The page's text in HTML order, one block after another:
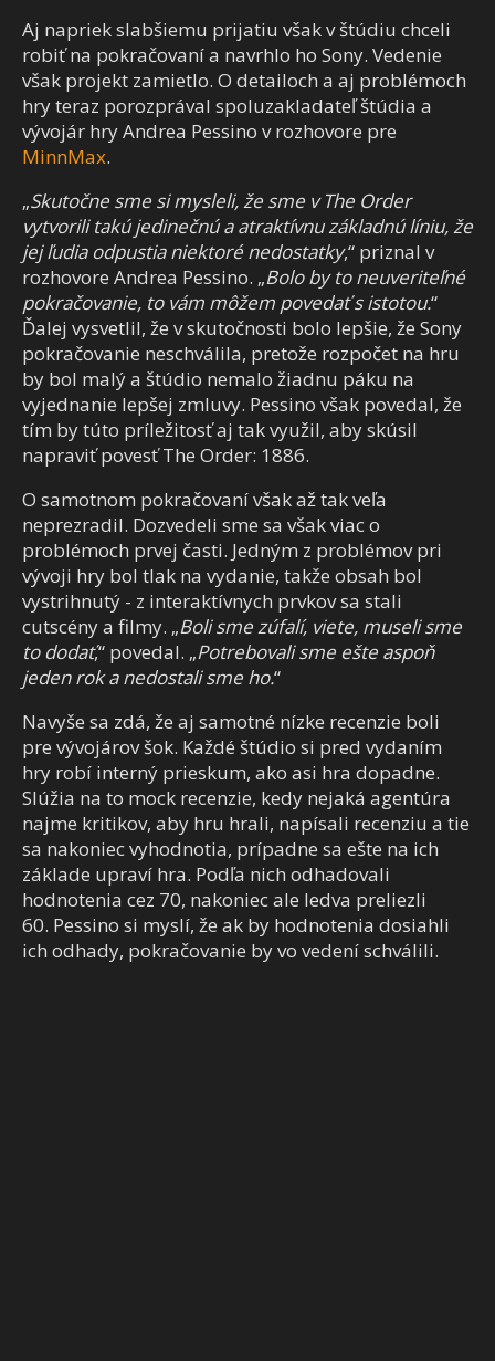
Aj napriek slabšiemu prijatiu však v štúdiu chceli
robiť na pokračovaní a navrhlo ho Sony. Vedenie
však projekt zamietlo. O detailoch a aj problémoch
hry teraz porozprával spoluzakladateľ štúdia a
vývojár hry Andrea Pessino v rozhovore pre
MinnMax.
„Skutočne sme si mysleli, že sme v The Order
vytvorili takú jedinečnú a atraktívnu základnú líniu, že
jej ľudia odpustia niektoré nedostatky,“ priznal v
rozhovore Andrea Pessino. „Bolo by to neuveriteľné
pokračovanie, to vám môžem povedať s istotou.“
Ďalej vysvetlil, že v skutočnosti bolo lepšie, že Sony
pokračovanie neschválila, pretože rozpočet na hru
by bol malý a štúdio nemalo žiadnu páku na
vyjednanie lepšej zmluvy. Pessino však povedal, že
tím by túto príležitosť aj tak využil, aby skúsil
napraviť povesť The Order: 1886.
O samotnom pokračovaní však až tak veľa
neprezradil. Dozvedeli sme sa však viac o
problémoch prvej časti. Jedným z problémov pri
vývoji hry bol tlak na vydanie, takže obsah bol
vystrihnutý - z interaktívnych prvkov sa stali
cutscény a filmy. „Boli sme zúfalí, viete, museli sme
to dodať,“ povedal. „Potrebovali sme ešte aspoň
jeden rok a nedostali sme ho.“
Navyše sa zdá, že aj samotné nízke recenzie boli
pre vývojárov šok. Každé štúdio si pred vydaním
hry robí interný prieskum, ako asi hra dopadne.
Slúžia na to mock recenzie, kedy nejaká agentúra
najme kritikov, aby hru hrali, napísali recenziu a tie
sa nakoniec vyhodnotia, prípadne sa ešte na ich
základe upraví hra. Podľa nich odhadovali
hodnotenia cez 70, nakoniec ale ledva preliezli
60. Pessino si myslí, že ak by hodnotenia dosiahli
ich odhady, pokračovanie by vo vedení schválili.